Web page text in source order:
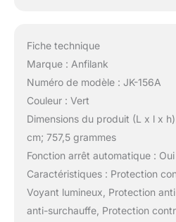
Fiche technique
Marque : Anfilank
Numéro de modèle : JK-156A
Couleur : Vert
Dimensions du produit (L x l x h)
cm; 757,5 grammes
Fonction arrêt automatique : Oui
Caractéristiques : Protection
Voyant lumineux, Protection
anti-surchauffe, Protection